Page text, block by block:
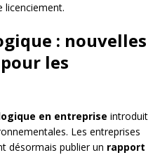
licenciement.
: nouvelles
les
en entreprise introduit
Les entreprises
désormais publier un rapport